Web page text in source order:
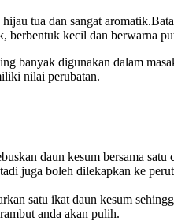
tua dan sangat
berbentuk kecil dan berwarna
banyak digunakan dalam
nilai perubatan.
daun kesum bersama
juga boleh dilekapkan ke
satu ikat daun kesum
anda akan pulih.